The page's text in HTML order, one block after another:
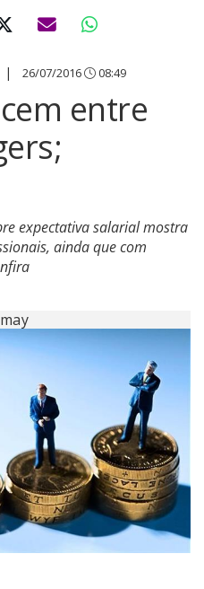
| 26/07/2016 08:49
entre
expectativa salarial mostra
ainda que com